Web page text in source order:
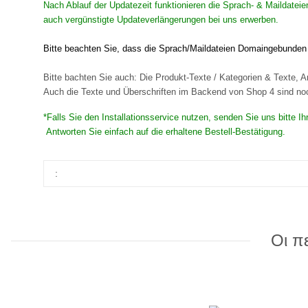
Nach Ablauf der Updatezeit funktionieren die Sprach- &
auch vergünstigte Updateverlängerungen bei uns erwerben.
Bitte beachten Sie, dass die Sprach/Maildateien
Bitte bachten Sie auch: Die Produkt-Texte / Kategorien & Texte,
Auch die Texte und Überschriften im Backend von Shop 4 sind
*Falls Sie den Installationsservice nutzen, senden Sie uns bitte
Antworten Sie einfach auf die erhaltene Bestell-Bestätigung.
:
Οι